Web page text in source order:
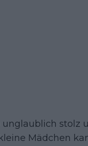
unglaublich stolz
Mädchen